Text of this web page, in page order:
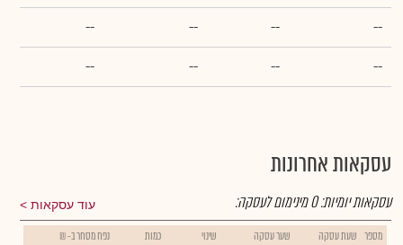
--
--
--
--
--
--
--
--
עסקאות אחרונות
עוד עסקאות עסקאות יומיות:0מינימום לעסקה:
מספר שעת עסקה שער עסקה שינוי כמות נפח מסחר ב- ₪